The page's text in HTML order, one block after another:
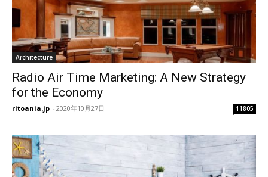
Architecture
Radio Air Time Marketing: A New Strategy
for the Economy
ritoania.jp - 2020年10月27日 11805